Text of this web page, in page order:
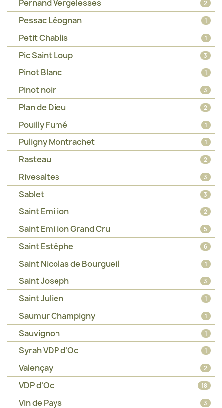
Pernand Vergelesses 2
Pessac Léognan 1
Petit Chablis 1
Pic Saint Loup 3
Pinot Blanc 1
Pinot noir 3
Plan de Dieu 2
Pouilly Fumé 1
Puligny Montrachet 1
Rasteau 2
Rivesaltes 3
Sablet 3
Saint Emilion 2
Saint Emilion Grand Cru 5
Saint Estèphe 6
Saint Nicolas de Bourgueil 1
Saint Joseph 3
Saint Julien 1
Saumur Champigny 1
Sauvignon 1
Syrah VDP d'Oc 1
Valençay 2
VDP d'Oc 18
Vin de Pays 3